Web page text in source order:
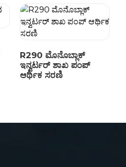
R290 ಮೊನೊಬ್ಲಾಕ್
ಇನ್ವರ್ಟರ್ ಶಾಖ ಪಂಪ್
ಆರ್ಥಿಕ ಸರಣಿ